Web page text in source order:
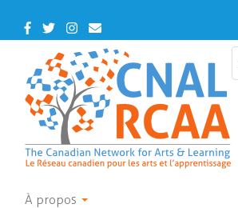
main
Facebook
TwitterInstagram
Contact
Us
À propos